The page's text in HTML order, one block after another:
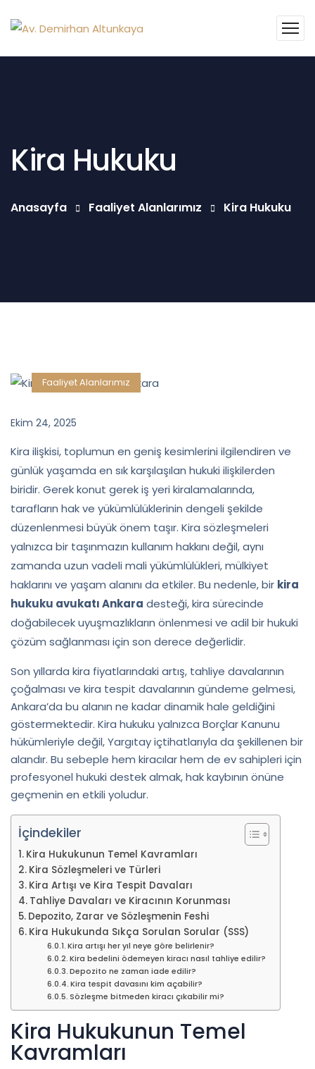
Kira Hukuku
Anasayfa Faaliyet Alanlarımız Kira Hukuku
Faaliyet Alanlarımız
Ekim 24, 2025
Kira ilişkisi, toplumun en geniş kesimlerini ilgilendiren ve
günlük yaşamda en sık karşılaşılan hukuki ilişkilerden
biridir. Gerek konut gerek iş yeri kiralamalarında,
tarafların hak ve yükümlülüklerinin dengeli şekilde
düzenlenmesi büyük önem taşır. Kira sözleşmeleri
yalnızca bir taşınmazın kullanım hakkını değil, aynı
zamanda uzun vadeli mali yükümlülükleri, mülkiyet
haklarını ve yaşam alanını da etkiler. Bu nedenle, bir kira
hukuku avukatı Ankara desteği, kira sürecinde
doğabilecek uyuşmazlıkların önlenmesi ve adil bir hukuki
çözüm sağlanması için son derece değerlidir.
Son yıllarda kira fiyatlarındaki artış, tahliye davalarının
çoğalması ve kira tespit davalarının gündeme gelmesi,
Ankara’da bu alanın ne kadar dinamik hale geldiğini
göstermektedir. Kira hukuku yalnızca Borçlar Kanunu
hükümleriyle değil, Yargıtay içtihatlarıyla da şekillenen bir
alandır. Bu sebeple hem kiracılar hem de ev sahipleri için
profesyonel hukuki destek almak, hak kaybının önüne
geçmenin en etkili yoludur.
İçindekiler
Kira Hukukunun Temel Kavramları
Kira Sözleşmeleri ve Türleri
Kira Artışı ve Kira Tespit Davaları
Tahliye Davaları ve Kiracının Korunması
Depozito, Zarar ve Sözleşmenin Feshi
Kira Hukukunda Sıkça Sorulan Sorular (SSS)
Kira artışı her yıl neye göre belirlenir?
Kira bedelini ödemeyen kiracı nasıl tahliye edilir?
Depozito ne zaman iade edilir?
Kira tespit davasını kim açabilir?
Sözleşme bitmeden kiracı çıkabilir mi?
Kira Hukukunun Temel
Kavramları